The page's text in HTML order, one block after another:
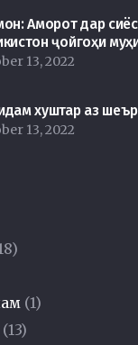
Аморот дар
ҷойгоҳи
13, 2022
хуштар аз
13, 2022
(1)
(13)